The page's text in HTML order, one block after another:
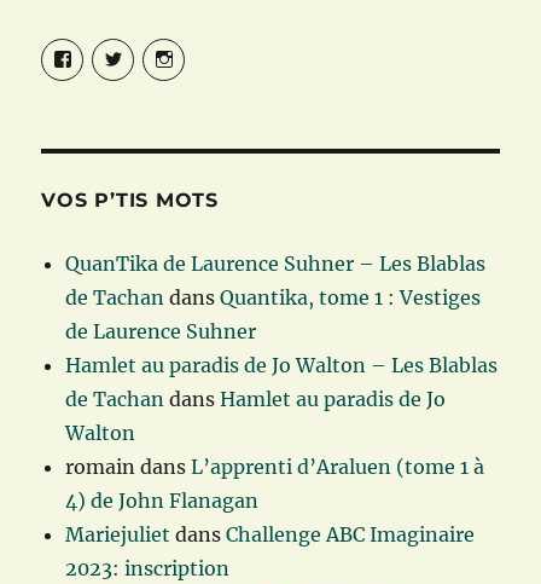
FacebookTwitterInstagram
VOS P’TIS MOTS
QuanTika de Laurence Suhner – Les Blablas
de Tachan dansQuantika, tome 1 : Vestiges
de Laurence Suhner
Hamlet au paradis de Jo Walton – Les Blablas
de Tachan dansHamlet au paradis de Jo
Walton
romain dansL’apprenti d’Araluen (tome 1 à
4) de John Flanagan
Mariejuliet dansChallenge ABC Imaginaire
2023: inscription